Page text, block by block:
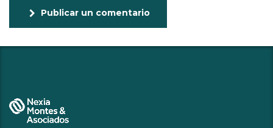
Publicar un comentario